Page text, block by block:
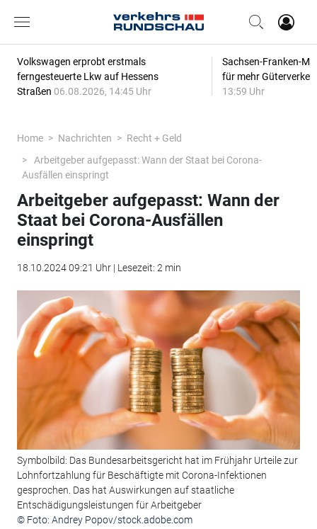
Volkswagen erprobt erstmals
ferngesteuerte Lkw auf Hessens
Straßen 06.08.2026, 14:45 Uhr
Sachsen-Franken-
für mehr
13:59 Uhr
Home Nachrichten
Recht + Geld
Arbeitgeber aufgepasst: Wann der Staat bei Corona-
Ausfällen einspringt
Arbeitgeber aufgepasst: Wann der
Staat bei Corona-Ausfällen
einspringt
18.10.2024 09:21 Uhr | Lesezeit: 2 min
Symbolbild: Das Bundesarbeitsgericht hat im Frühjahr Urteile zur
Lohnfortzahlung für Beschäftigte mit Corona-Infektionen
gesprochen. Das hat Auswirkungen auf staatliche
Entschädigungsleistungen für Arbeitgeber
© Foto: Andrey Popov/stock.adobe.com